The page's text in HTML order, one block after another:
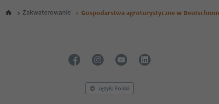
Zakwaterowanie Gospodarstwa agroturystyczne w
Język: Polski